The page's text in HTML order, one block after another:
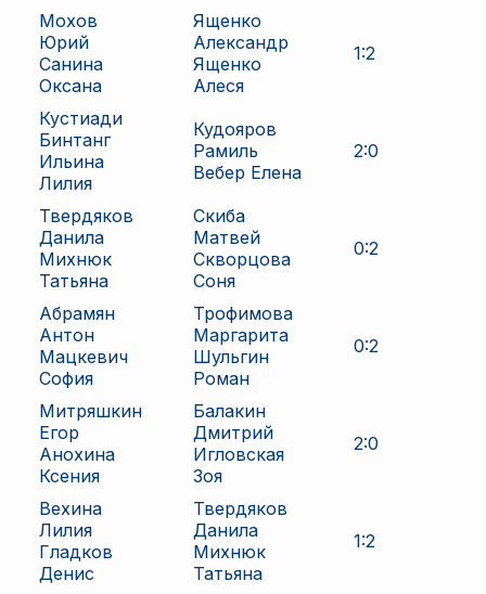
Мохов
Юрий
Санина
Оксана
Ященко
Александр
Ященко
Алеся
1:2
Кустиади
Бинтанг
Ильина
Лилия
Кудояров
Рамиль
Вебер Елена
2:0
Твердяков
Данила
Михнюк
Татьяна
Скиба
Матвей
Скворцова
Соня
0:2
Абрамян
Антон
Мацкевич
София
Трофимова
Маргарита
Шульгин
Роман
0:2
Митряшкин
Егор
Анохина
Ксения
Балакин
Дмитрий
Игловская
Зоя
2:0
Вехина
Лилия
Гладков
Денис
Твердяков
Данила
Михнюк
Татьяна
1:2